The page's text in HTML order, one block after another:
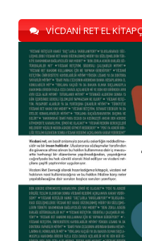
VİCDANİ RET EL